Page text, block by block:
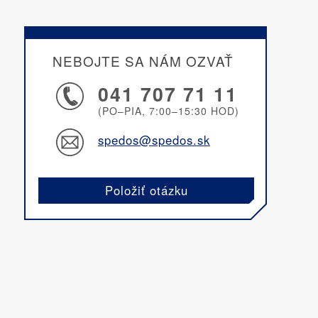
NEBOJTE SA NÁM OZVAŤ
041 707 71 11
(PO–PIA, 7:00–15:30 HOD)
spedos@spedos.sk
Položiť otázku